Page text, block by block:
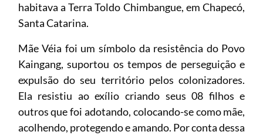
habitava a Terra Toldo Chimbangue, em Chapecó,
Santa Catarina.
Mãe Véia foi um símbolo da resistência do Povo
Kaingang, suportou os tempos de perseguição e
expulsão do seu território pelos colonizadores.
Ela resistiu ao exílio criando seus 08 filhos e
outros que foi adotando, colocando-se como mãe,
acolhendo, protegendo e amando. Por conta dessa